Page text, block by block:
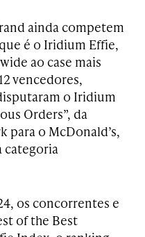
ainda competem
é o Iridium Effie,
ao case mais
vencedores,
o Iridium
Orders”, da
para o McDonald’s,
categoria
os concorrentes e
of the Best